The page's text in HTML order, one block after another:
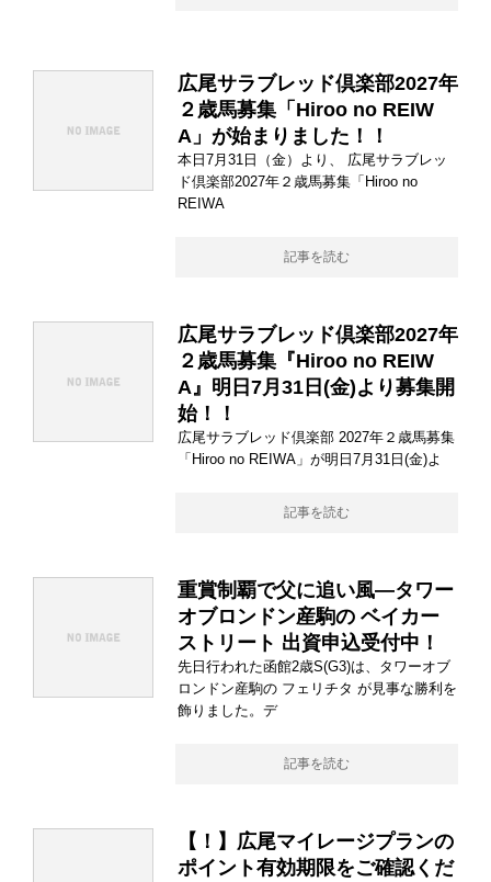
広尾サラブレッド倶楽部2027年
２歳馬募集「Hiroo no REIW
A」が始まりました！！
本日7月31日（金）より、 広尾サラブレッ
ド倶楽部2027年２歳馬募集「Hiroo no
REIWA
記事を読む
広尾サラブレッド倶楽部2027年
２歳馬募集『Hiroo no REIW
A』明日7月31日(金)より募集開
始！！
広尾サラブレッド倶楽部 2027年２歳馬募集
「Hiroo no REIWA」が明日7月31日(金)よ
記事を読む
重賞制覇で父に追い風―タワー
オブロンドン産駒の ベイカー
ストリート 出資申込受付中！
先日行われた函館2歳S(G3)は、タワーオブ
ロンドン産駒の フェリチタ が見事な勝利を
飾りました。デ
記事を読む
【！】広尾マイレージプランの
ポイント有効期限をご確認くだ